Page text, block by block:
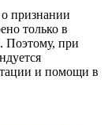
признании
только в
Поэтому, при
и помощи в